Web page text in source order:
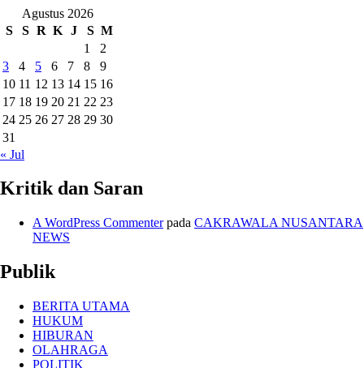
Agustus 2026
S
S R K J S M
1
2
3
4 5 6 7 8
9
10 11 12 13 14 15 16
17 18 19 20 21 22 23
24 25 26 27 28 29 30
31
« Jul
Kritik dan Saran
A WordPress Commenterpada CAKRAWALA NUSANTARA
NEWS
Publik
BERITA UTAMA
HUKUM
HIBURAN
OLAHRAGA
POLITIK